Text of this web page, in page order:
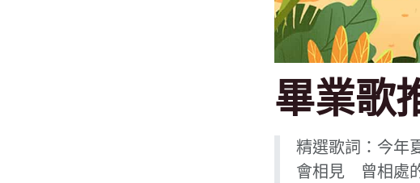
畢業歌
精選歌詞：今年
會相見 曾相處